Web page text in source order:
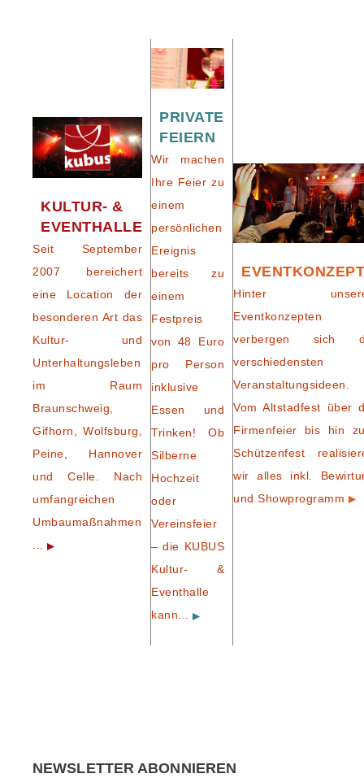
KULTUR- &
EVENTHALLE
Seit September
2007 bereichert
eine Location der
besonderen Art das
Kultur- und
Unterhaltungsleben
im Raum
Braunschweig,
Gifhorn, Wolfsburg,
Peine, Hannover
und Celle. Nach
umfangreichen
Umbaumaßnahmen
...
PRIVATE
FEIERN
Wir machen
Ihre Feier zu
einem
persönlichen
Ereignis
bereits zu
einem
Festpreis
von 48 Euro
pro Person
inklusive
Essen und
Trinken! Ob
Silberne
Hochzeit
oder
Vereinsfeier
– die KUBUS
Kultur- &
Eventhalle
kann...
Hinter
Eventkonzepten
verbergen sich
verschiedensten
Veranstaltungsideen.
Vom Altstadfest über
Firmenfeier bis hin
Schützenfest
wir alles inkl.
und Showprogramm
NEWSLETTER ABONNIEREN